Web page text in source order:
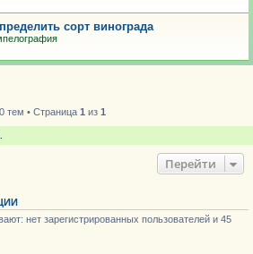
сорт винограда
0 тем • Страница 1 из 1
Перейти
нет зарегистрированных пользователей и 45